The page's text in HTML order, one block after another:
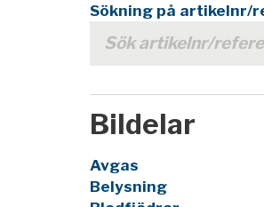
Sökning på artikelnr/
Bildelar
Avgas
Belysning